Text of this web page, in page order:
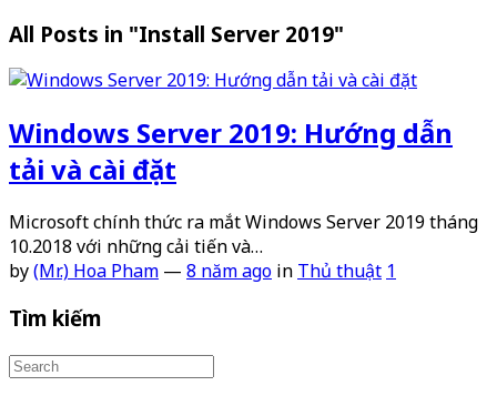
All Posts in "Install Server 2019"
Windows Server 2019: Hướng dẫn
tải và cài đặt
Microsoft chính thức ra mắt Windows Server 2019 tháng
10.2018 với những cải tiến và…
by(Mr.) Hoa Pham — 8 năm ago in Thủ thuật 1
Tìm kiếm